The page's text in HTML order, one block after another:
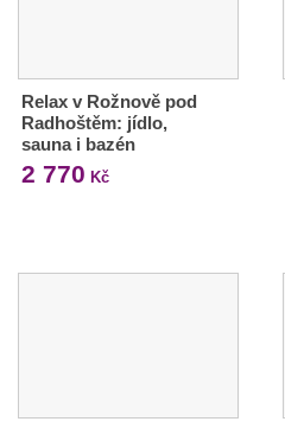
Relax v Rožnově pod
Radhoštěm: jídlo,
sauna i bazén
2 770 Kč